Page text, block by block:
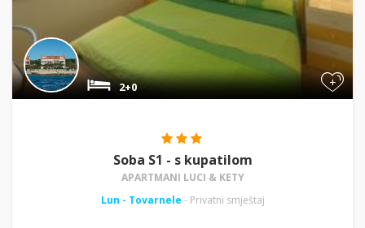
+
2+0
Soba S1 - s kupatilom
APARTMANI LUCI & KETY
Lun - Tovarnele - Privatni smještaj